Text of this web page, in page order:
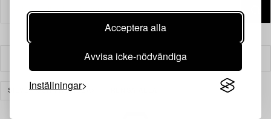
Acceptera alla
Avvisa icke-nödvändiga
Inställningar
Filter
SILVER OCH PRECIOSA